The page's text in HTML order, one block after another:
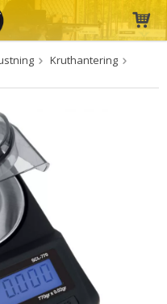
i varukorgen
Kruthantering